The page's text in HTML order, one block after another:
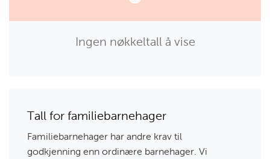
Ingen nøkkeltall å vise
Tall for familiebarnehager
Familiebarnehager har andre krav til
godkjenning enn ordinære barnehager. Vi